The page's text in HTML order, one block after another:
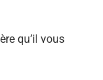
qu’il vous